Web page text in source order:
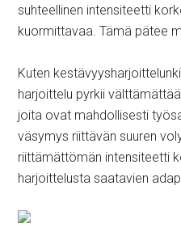
suhteellinen intensiteetti
kuormittavaa. Tämä pätee
Kuten
harjoittelu pyrkii
joita ovat mahdollisesti
väsymys riittävän suuren
riittämättömän intensiteetti
harjoittelusta saatavien